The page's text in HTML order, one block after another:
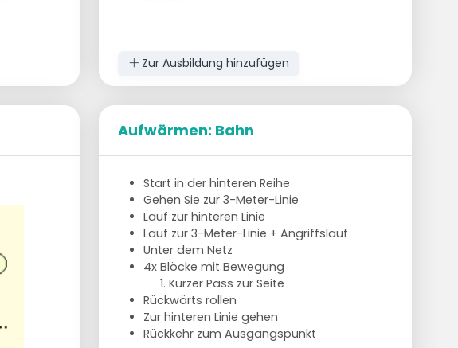
gespielt).
Ein Tor kann nur innerhalb der 3-Meter-Linie
einen Punkt für den Gegner.
Es ist eine gute Übung, um zu lernen, wie man
den Ball innerhalb der 3-Meter-Linie über Kopf
platziert und seine Mitspieler mit Präzision über
Kopf anspielt.
Derjenige, der einen Fehler macht, wird durch
die Reserve ersetzt.
Zur Ausbildung hinzufügen
Aufwärmen: Bahn
Start in der hinteren Reihe
Gehen Sie zur 3-Meter-Linie
Lauf zur hinteren Linie
Lauf zur 3-Meter-Linie + Angriffslauf
Unter dem Netz
4x Blöcke mit Bewegung
Kurzer Pass zur Seite
Rückwärts rollen
Zur hinteren Linie gehen
Rückkehr zum Ausgangspunkt